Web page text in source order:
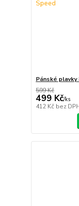
Pánské
599 Kč
499 Kč/ks
412 Kč bez